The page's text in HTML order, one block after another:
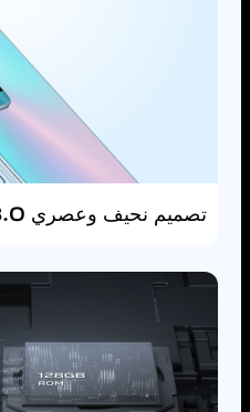
تصميم نحيف وعصري 8.0 ملم